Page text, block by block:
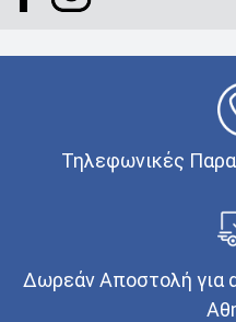
Τηλεφωνικές
Δωρεάν Αποστολή για